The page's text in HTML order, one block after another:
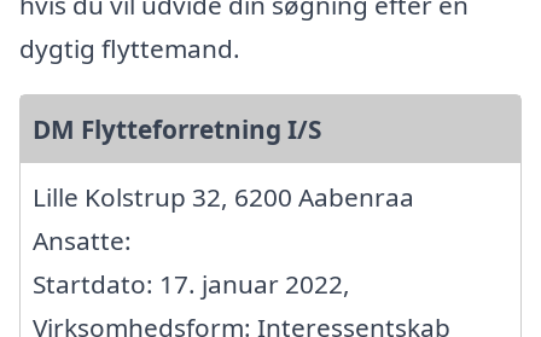
dygtig flyttemand.
DM Flytteforretning I/S
Lille Kolstrup 32, 6200 Aabenraa
Ansatte:
Startdato: 17. januar 2022,
Virksomhedsform: Interessentskab